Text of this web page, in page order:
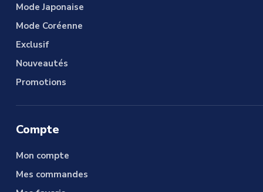
Mode Japonaise
Mode Coréenne
Exclusif
Nouveautés
Promotions
Compte
Mon compte
Mes commandes